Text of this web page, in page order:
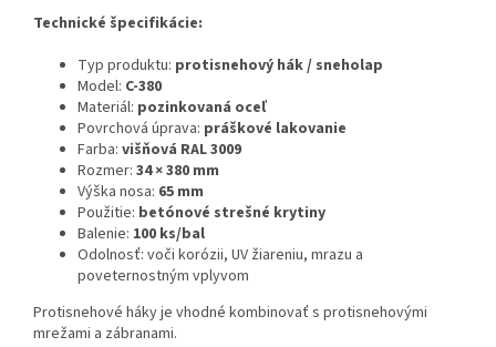
Technické špecifikácie:
Typ produktu: protisnehový hák / sneholap
Model: C-380
Materiál: pozinkovaná oceľ
Povrchová úprava: práškové lakovanie
Farba: višňová RAL 3009
Rozmer: 34× 380 mm
Výška nosa: 65 mm
Použitie: betónové strešné krytiny
Balenie: 100 ks/bal
Odolnosť: voči korózii, UV žiareniu, mrazu a
poveternostným vplyvom
Protisnehové háky je vhodné kombinovať s protisnehovými
mrežami a zábranami.